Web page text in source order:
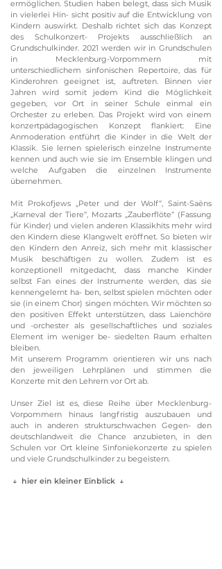
ermöglichen. Studien haben belegt, dass sich Musik
in vielerlei Hin- sicht positiv auf die Entwicklung von
Kindern auswirkt. Deshalb richtet sich das Konzept
des Schulkonzert- Projekts ausschließlich an
Grundschulkinder. 2021 werden wir in Grundschulen
in Mecklenburg-Vorpommern mit
unterschiedlichem sinfonischen Repertoire, das für
Kinderohren geeignet ist, auftreten. Binnen vier
Jahren wird somit jedem Kind die Möglichkeit
gegeben, vor Ort in seiner Schule einmal ein
Orchester zu erleben. Das Projekt wird von einem
konzertpädagogischen Konzept flankiert: Eine
Anmoderation entführt die Kinder in die Welt der
Klassik. Sie lernen spielerisch einzelne Instrumente
kennen und auch wie sie im Ensemble klingen und
welche Aufgaben die einzelnen Instrumente
übernehmen.
Mit Prokofjews „Peter und der Wolf“, Saint-Saëns
„Karneval der Tiere“, Mozarts „Zauberflöte“ (Fassung
für Kinder) und vielen anderen Klassikhits mehr wird
den Kindern diese Klangwelt eröffnet. So bieten wir
den Kindern den Anreiz, sich mehr mit klassischer
Musik beschäftigen zu wollen. Zudem ist es
konzeptionell mitgedacht, dass manche Kinder
selbst Fan eines der Instrumente werden, das sie
kennengelernt ha- ben, selbst spielen möchten oder
sie (in einem Chor) singen möchten. Wir möchten so
den positiven Effekt unterstützen, dass Laienchöre
und -orchester als gesellschaftliches und soziales
Element im weniger be- siedelten Raum erhalten
bleiben.
Mit unserem Programm orientieren wir uns nach
den jeweiligen Lehrplänen und stimmen die
Konzerte mit den Lehrern vor Ort ab.
Unser Ziel ist es, diese Reihe über Mecklenburg-
Vorpommern hinaus langfristig auszubauen und
auch in anderen strukturschwachen Gegen- den
deutschlandweit die Chance anzubieten, in den
Schulen vor Ort kleine Sinfoniekonzerte zu spielen
und viele Grundschulkinder zu begeistern.
↓ hier ein kleiner Einblick ↓